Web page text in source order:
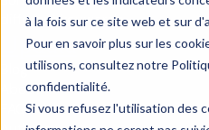
à la fois sur ce site web et sur
Pour en savoir plus sur les
utilisons, consultez notre
confidentialité.
Si vous refusez l'utilisation des
different keywords.
Updata
Blog
About
FAQs